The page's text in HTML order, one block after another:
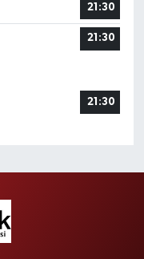
21:30
21:30
21:30